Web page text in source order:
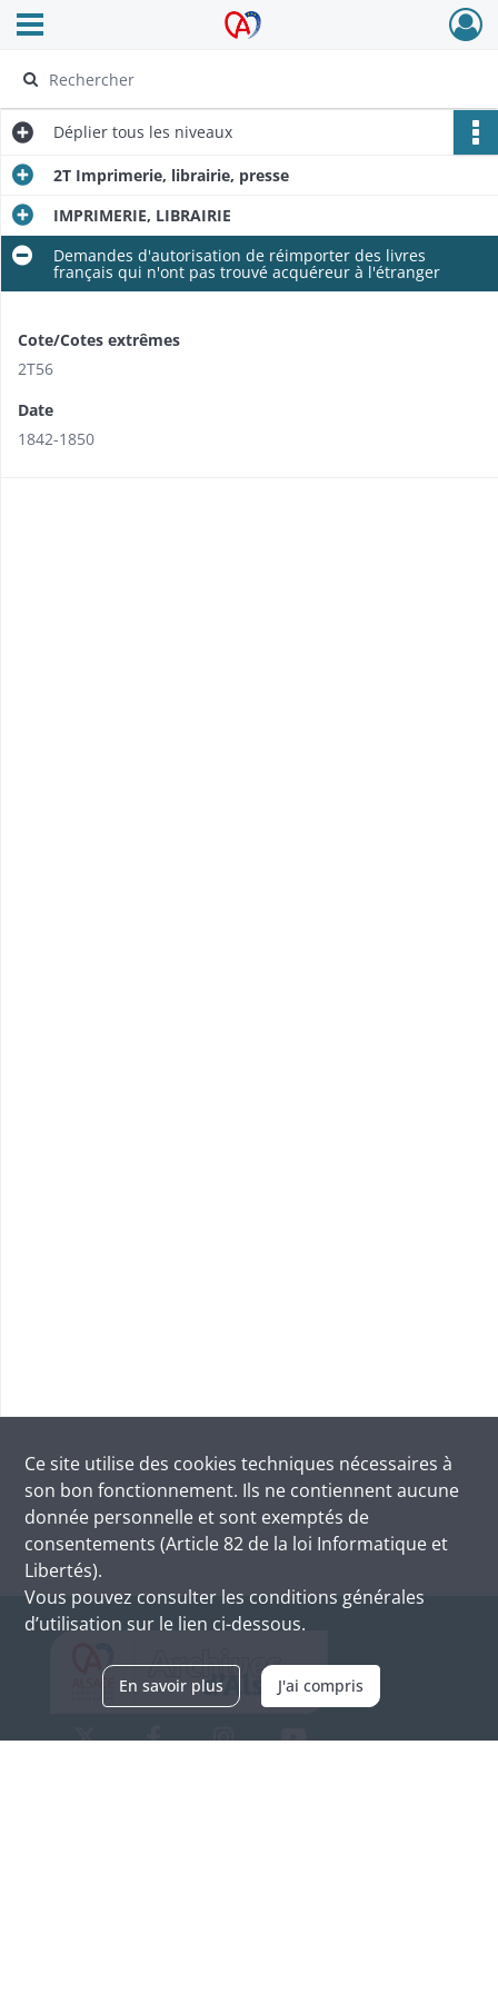
Archives Alsace - Colmar
Ouvrir le menu déroulant
Déplier tous les niveaux
2T Imprimerie, librairie, presse
IMPRIMERIE, LIBRAIRIE
Demandes d'autorisation de réimporter des livres
français qui n'ont pas trouvé acquéreur à l'étranger
Cote/Cotes extrêmes
2T56
Date
1842-1850
Ce site utilise des cookies techniques nécessaires à
son bon fonctionnement. Ils ne contiennent aucune
donnée personnelle et sont exemptés de
consentements (Article 82 de la loi Informatique et
Libertés).
Vous pouvez consulter les conditions générales
d’utilisation sur le lien ci-dessous.
En savoir plus J'ai compris